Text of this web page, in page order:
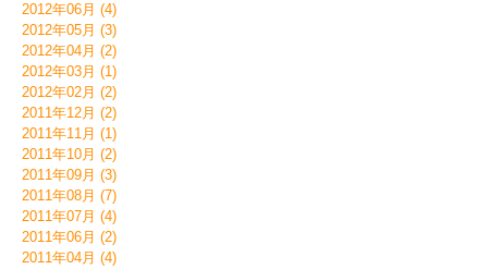
2012年06月 (4)
2012年05月 (3)
2012年04月 (2)
2012年03月 (1)
2012年02月 (2)
2011年12月 (2)
2011年11月 (1)
2011年10月 (2)
2011年09月 (3)
2011年08月 (7)
2011年07月 (4)
2011年06月 (2)
2011年04月 (4)